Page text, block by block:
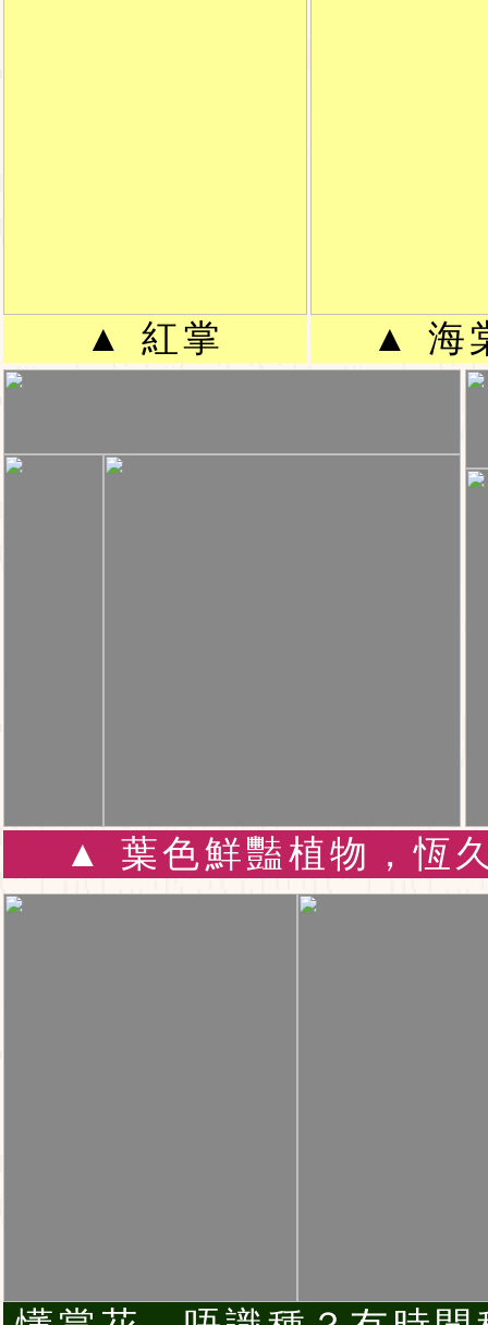
▲ 紅掌 ▲ 海
▲ 葉色鮮豔植物，恆